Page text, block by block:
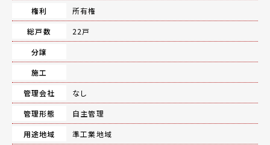
権利
所有権
総戸数
22戸
分譲
施工
管理会社
なし
管理形態
自主管理
用途地域
準工業地域